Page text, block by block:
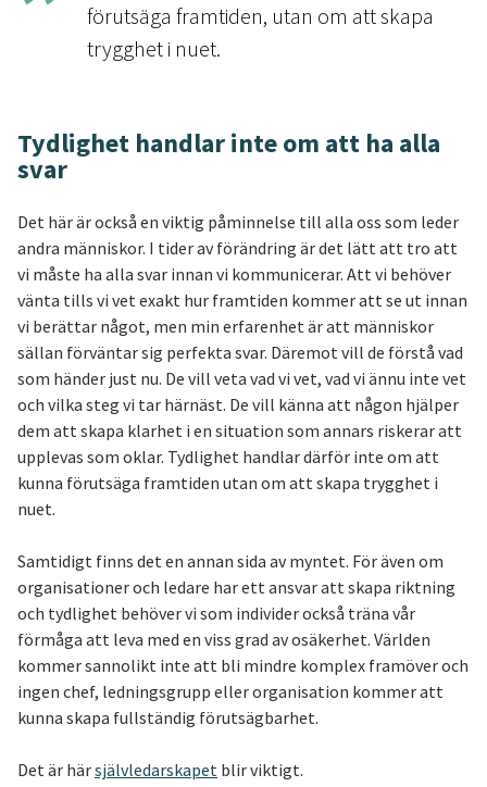
förutsäga framtiden, utan om att skapa
trygghet i nuet.
Tydlighet handlar inte om att ha alla
svar
Det här är också en viktig påminnelse till alla oss som leder
andra människor. I tider av förändring är det lätt att tro att
vi måste ha alla svar innan vi kommunicerar. Att vi behöver
vänta tills vi vet exakt hur framtiden kommer att se ut innan
vi berättar något, men min erfarenhet är att människor
sällan förväntar sig perfekta svar. Däremot vill de förstå vad
som händer just nu. De vill veta vad vi vet, vad vi ännu inte vet
och vilka steg vi tar härnäst. De vill känna att någon hjälper
dem att skapa klarhet i en situation som annars riskerar att
upplevas som oklar. Tydlighet handlar därför inte om att
kunna förutsäga framtiden utan om att skapa trygghet i
nuet.
Samtidigt finns det en annan sida av myntet. För även om
organisationer och ledare har ett ansvar att skapa riktning
och tydlighet behöver vi som individer också träna vår
förmåga att leva med en viss grad av osäkerhet. Världen
kommer sannolikt inte att bli mindre komplex framöver och
ingen chef, ledningsgrupp eller organisation kommer att
kunna skapa fullständig förutsägbarhet.
Det är härsjälvledarskapet blir viktigt.